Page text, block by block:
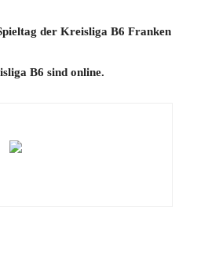
der Kreisliga B6 Franken
B6 sind online.